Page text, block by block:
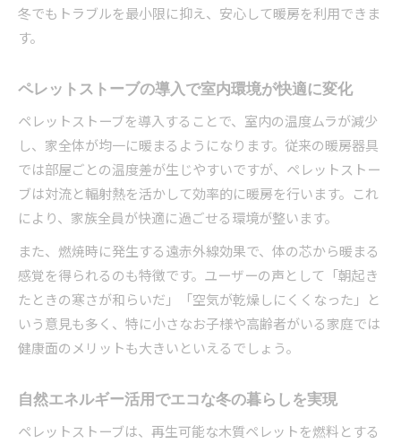
冬でもトラブルを最小限に抑え、安心して暖房を利用できま
す。
ペレットストーブの導入で室内環境が快適に変化
ペレットストーブを導入することで、室内の温度ムラが減少
し、家全体が均一に暖まるようになります。従来の暖房器具
では部屋ごとの温度差が生じやすいですが、ペレットストー
ブは対流と輻射熱を活かして効率的に暖房を行います。これ
により、家族全員が快適に過ごせる環境が整います。
また、燃焼時に発生する遠赤外線効果で、体の芯から暖まる
感覚を得られるのも特徴です。ユーザーの声として「朝起き
たときの寒さが和らいだ」「空気が乾燥しにくくなった」と
いう意見も多く、特に小さなお子様や高齢者がいる家庭では
健康面のメリットも大きいといえるでしょう。
自然エネルギー活用でエコな冬の暮らしを実現
ペレットストーブは、再生可能な木質ペレットを燃料とする